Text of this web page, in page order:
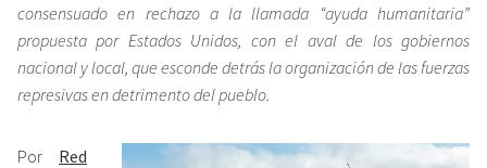
consensuado en rechazo a la llamada “ayuda humanitaria”
propuesta por Estados Unidos, con el aval de los gobiernos
nacional y local, que esconde detrás la organización de las fuerzas
represivas en detrimento del pueblo.
Por Red